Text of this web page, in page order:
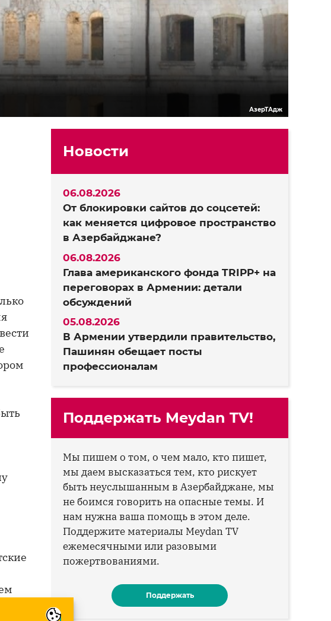
АзерТАдж
Новости
От блокировки сайтов до соцсетей:
как меняется цифровое пространство
в Азербайджане?
06.08.2026
Глава американского фонда TRIPP+ на
переговорах в Армении: детали
обсуждений
06.08.2026
В Армении утвердили правительство,
Пашинян обещает посты
профессионалам
05.08.2026
Поддержать Meydan TV!
Мы пишем о том, о чем мало, кто пишет,
мы даем высказаться тем, кто рискует
быть неуслышанным в Азербайджане, мы
не боимся говорить на опасные темы. И
нам нужна ваша помощь в этом деле.
Поддержите материалы Meydan TV
ежемесячными или разовыми
пожертвованиями.
Поддержать